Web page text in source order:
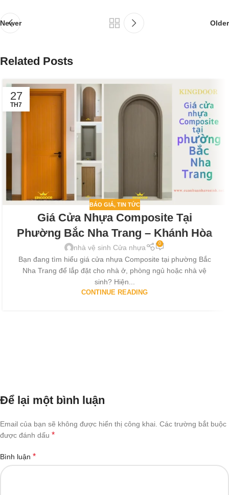
Newer Older
Related Posts
27
TH7
BÁO GIÁ, TIN TỨC
Giá Cửa Nhựa Composite Tại
Phường Bắc Nha Trang – Khánh Hòa
nhà vệ sinh Cửa nhựa 0
Bạn đang tìm hiểu giá cửa nhựa Composite tại phường Bắc
Nha Trang để lắp đặt cho nhà ở, phòng ngủ hoặc nhà vệ
sinh? Hiện...
CONTINUE READING
Để lại một bình luận
Email của bạn sẽ không được hiển thị công khai. Các trường bắt buộc
được đánh dấu *
Bình luận *